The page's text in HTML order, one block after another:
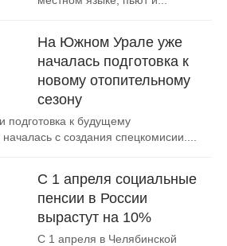
На Южном Урале уже
началась подготовка к
новому отопительному
сезону
подготовка к будущему
с создания спецкомисии....
С 1 апреля социальные
пенсии в России
вырастут на 10%
С 1 апреля в Челябинской